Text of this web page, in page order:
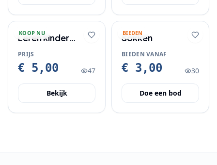
KOOP NU
Leren kinder
teenslippers prijs
€5
PRIJS
€ 5,00 47
Bekijk
BIEDEN
Sokken
BIEDEN VANAF
€ 3,00 30
Doe een bod